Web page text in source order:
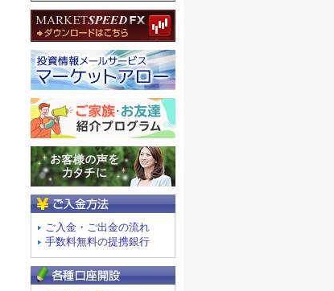
ご入金・ご出金の流れ
手数料無料の提携銀行